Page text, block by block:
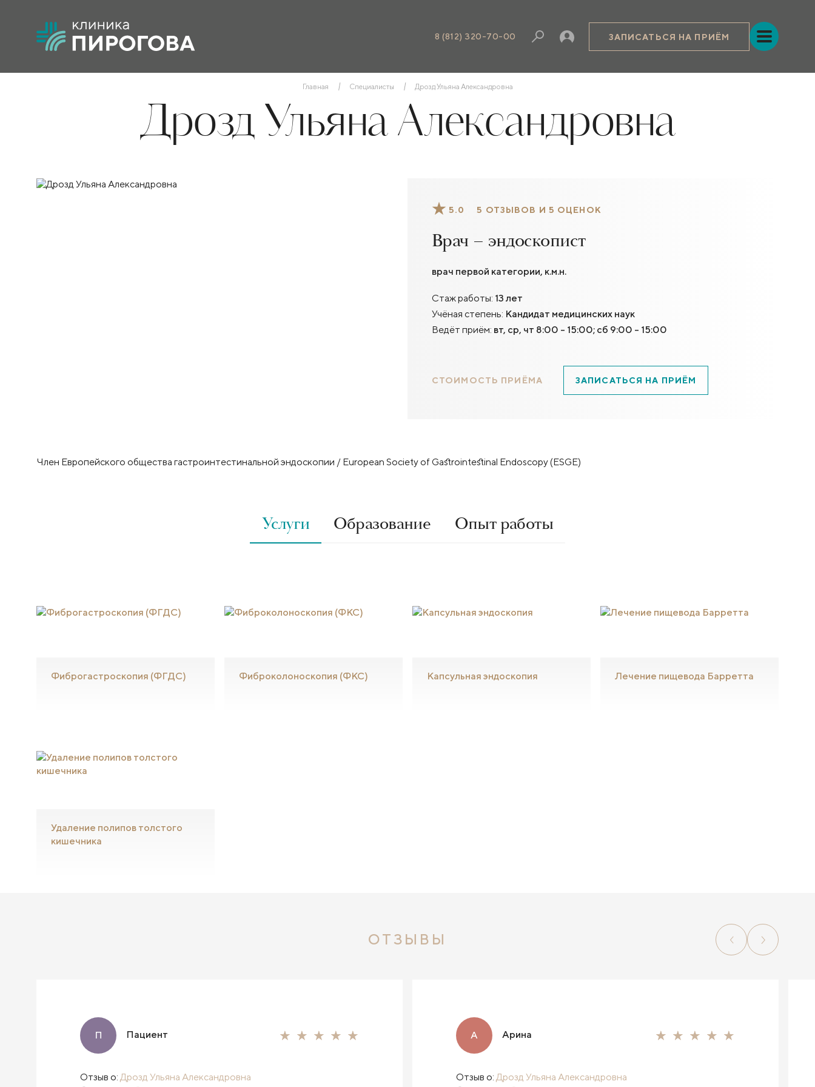
8 (812) 320-70-00 ЗАПИСАТЬСЯ НА ПРИЁМ
Главная Специалисты Дрозд Ульяна Александровна
Дрозд Ульяна Александровна
5.0 5 ОТЗЫВОВ И 5 ОЦЕНОК
Врач – эндоскопист
врач первой категории, к.м.н.
Стаж работы: 13 лет
Учёная степень: Кандидат медицинских наук
Ведёт приём: вт, ср, чт 8:00 - 15:00; сб 9:00 - 15:00
СТОИМОСТЬ ПРИЁМА ЗАПИСАТЬСЯ НА ПРИЁМ
Член Европейского общества гастроинтестинальной эндоскопии / European Society of Gastrointestinal Endoscopy (ESGE)
Услуги Образование Опыт работы
Фиброгастроскопия (ФГДС) Фиброколоноскопия (ФКС) Капсульная эндоскопия Лечение пищевода Барретта
Удаление полипов толстого
кишечника
ОТЗЫВЫ
П Пациент
Отзыв о: Дрозд Ульяна Александровна
А Арина
Отзыв о: Дрозд Ульяна Александровна